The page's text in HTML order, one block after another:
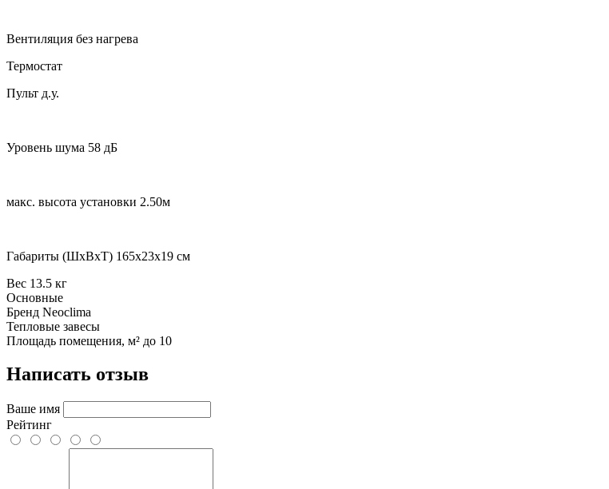
Вентиляция без нагрева
Термостат
Пульт д.у.
Уровень шума 58 дБ
макс. высота установки 2.50м
Габариты (ШхВхТ) 165x23x19 см
Вес 13.5 кг
Основные
Бренд Neoclima
Тепловые завесы
Площадь помещения, м² до 10
Написать отзыв
Ваше имя
Рейтинг